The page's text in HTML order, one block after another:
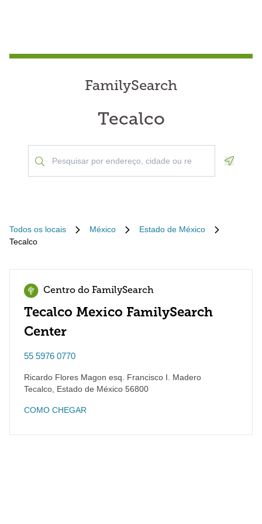
FamilySearch
Tecalco
Todos os locais México
Estado de México
Tecalco
Centro do FamilySearch
Tecalco Mexico FamilySearch
Center
55 5976 0770
Ricardo Flores Magon esq. Francisco I. Madero
Tecalco Estado de México 56800
COMO CHEGAR